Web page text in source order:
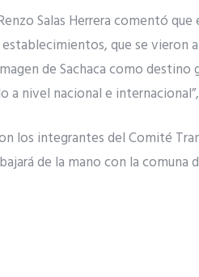
Salas Herrera comentó
que se vieron
de Sachaca como
nivel nacional e
los integrantes del Comité
de la mano con la